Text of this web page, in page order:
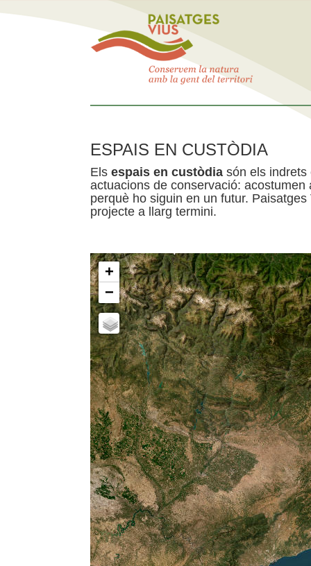
ESPAIS EN CUSTÒDIA
Els espais en custòdia són els indrets
actuacions de conservació:
perquè ho siguin en un futur.
projecte a llarg termini.
+
−